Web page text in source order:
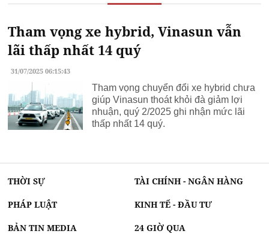
Tham vọng xe hybrid, Vinasun vẫn
lãi thấp nhất 14 quý
31/07/2025 06:15:43
Tham vọng chuyển đổi xe hybrid chưa
giúp Vinasun thoát khỏi đà giảm lợi
nhuận, quý 2/2025 ghi nhận mức lãi
thấp nhất 14 quý.
THỜI SỰ TÀI CHÍNH - NGÂN HÀNG
PHÁP LUẬT KINH TẾ - ĐẦU TƯ
BẢN TIN MEDIA 24 GIỜ QUA